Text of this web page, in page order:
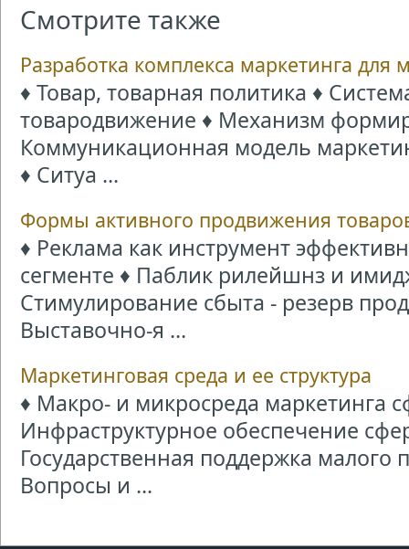
Смотрите также
Разработка комплекса маркетинга для
♦ Товар, товарная политика ♦
товародвижение ♦ Механизм
Коммуникационная модель
♦ Ситуа ...
Формы активного продвижения
♦ Реклама как инструмент
сегменте ♦ Паблик рилейшнз и
Стимулирование сбыта - резерв
Выставочно-я ...
Маркетинговая среда и ее структура
♦ Макро- и микросреда маркетинга
Инфраструктурное обеспечение
Государственная поддержка малого
Вопросы и ...